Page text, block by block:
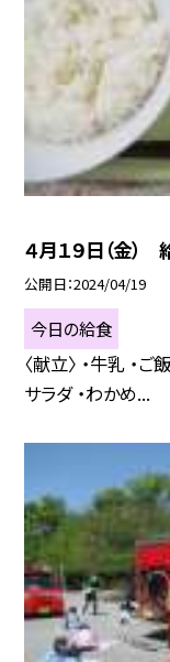
４月１９日（金）
公開日 2024/04/19
今日の給食
〈献立〉 ・牛乳 ・
サラダ ・わかめ...